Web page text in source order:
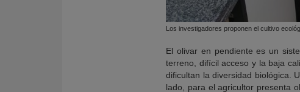
Los investigadores proponen el cultivo
El olivar en pendiente es un
terreno, difícil acceso y la baja
dificultan la diversidad biológica.
lado, para el agricultor presenta